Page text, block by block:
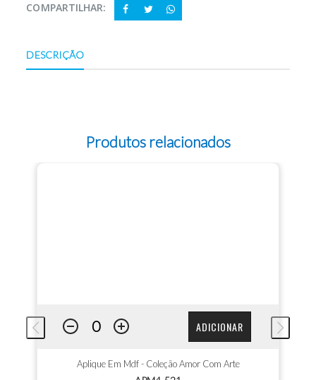
COMPARTILHAR:
DESCRIÇÃO
Produtos relacionados
ADICIONAR
Aplique Em Mdf - Coleção Amor Com Arte